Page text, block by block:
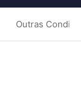
Outras